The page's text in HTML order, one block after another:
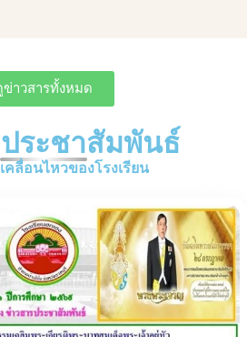
ข่าวสารทั้งหมด
ระชาสัมพันธ์
ลื่อนไหวของโรงเรียน